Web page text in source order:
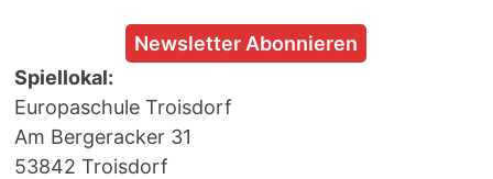
Newsletter Abonnieren
Spiellokal:
Europaschule Troisdorf
Am Bergeracker 31
53842 Troisdorf